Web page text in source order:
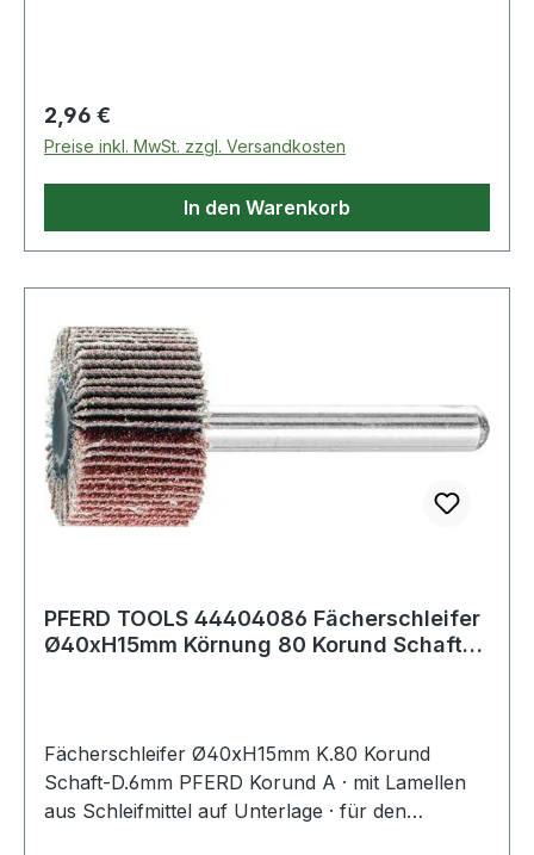
Regulärer Preis:
2,96 €
Preise inkl. MwSt. zzgl. Versandkosten
In den Warenkorb
PFERD TOOLS 44404086 Fächerschleifer
Ø40xH15mm Körnung 80 Korund Schaft-Ø
Fächerschleifer Ø40xH15mm K.80 Korund
Schaft-D.6mm PFERD Korund A · mit Lamellen
aus Schleifmittel auf Unterlage · für den